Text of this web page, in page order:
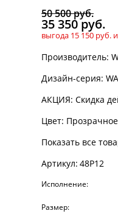
50 500 руб.
35 350 руб.
выгода 15 150 руб.
Производитель:
Дизайн-серия:
АКЦИЯ: Скидка
Цвет: Прозрачное
Показать все
Артикул: 48P12
Исполнение:
Размер: